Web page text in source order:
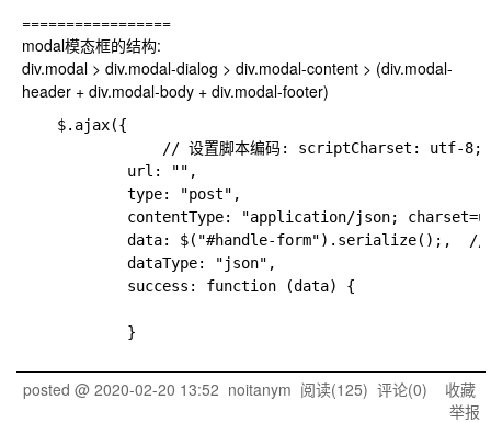
=================
modal模态框的结构:
div.modal > div.modal-dialog > div.modal-content > (div.modal-
header + div.modal-body + div.modal-footer)
    $.ajax({
                // 设置脚本编码: scriptCharset: utf-8;
posted @ 2020-02-20 13:52 noitanym 阅读(125) 评论(0) 收藏
举报